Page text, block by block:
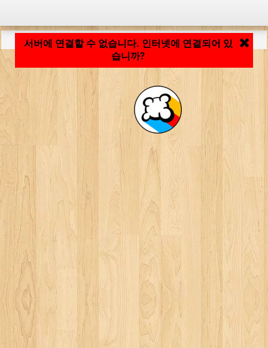
응용 프로그램 로딩 중... ...